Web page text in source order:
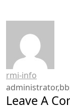
rmi-info
Leave A